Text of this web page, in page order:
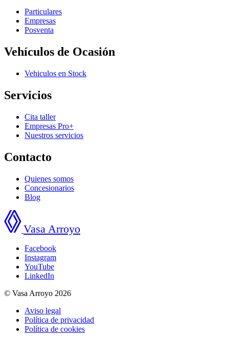
Particulares
Empresas
Posventa
Vehículos de Ocasión
Vehiculos en Stock
Servicios
Cita taller
Empresas Pro+
Nuestros servicios
Contacto
Quienes somos
Concesionarios
Blog
Vasa Arroyo
Facebook
Instagram
YouTube
LinkedIn
© Vasa Arroyo 2026
Aviso legal
Política de privacidad
Política de cookies